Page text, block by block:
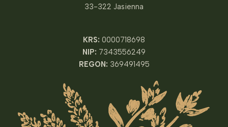
33-322 Jasienna
KRS: 0000718698
NIP: 7343556249
REGON: 369491495